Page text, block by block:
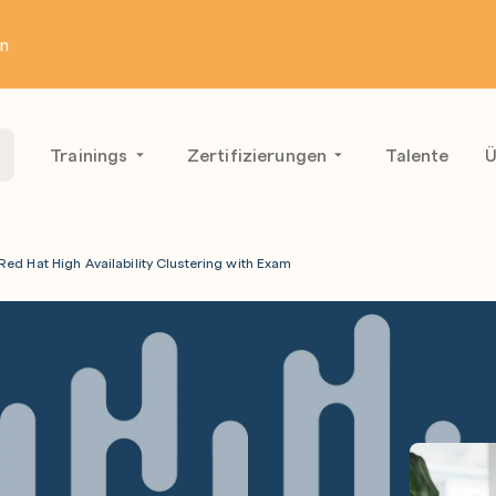
Trainings Zertifizierungen Talente
Hat High Availability Clustering with Exam